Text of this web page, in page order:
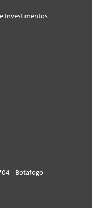
Investimentos
- Botafogo